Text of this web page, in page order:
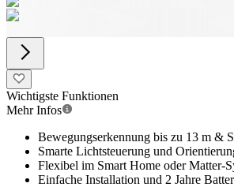
Wichtigste Funktionen
Mehr Infos
Bewegungserkennung bis zu 13 m &
Smarte Lichtsteuerung und
Flexibel im Smart Home oder Matter-
Einfache Installation und 2 Jahre